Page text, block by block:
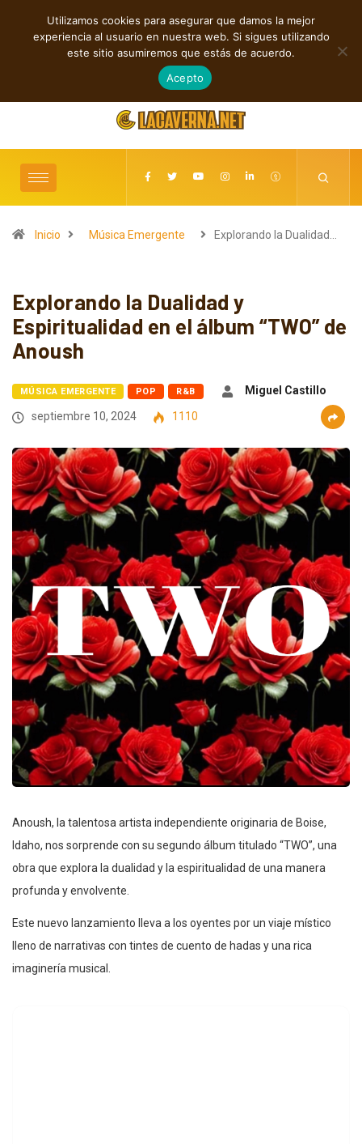
TENDENCIAS
Cuatro canciones independientes entre folk, rock y pop
agosto 8, 2026
Inicio Música Emergente Explorando la Dualidad…
Explorando la Dualidad y
Espiritualidad en el álbum “TWO” de
Anoush
MÚSICA EMERGENTE POP R&B
Miguel Castillo
septiembre 10, 2024
1110
Anoush, la talentosa artista independiente originaria de Boise,
Idaho, nos sorprende con su segundo álbum titulado “TWO”, una
obra que explora la dualidad y la espiritualidad de una manera
profunda y envolvente.
Este nuevo lanzamiento lleva a los oyentes por un viaje místico
lleno de narrativas con tintes de cuento de hadas y una rica
imaginería musical.
Utilizamos cookies para asegurar que damos la mejor
experiencia al usuario en nuestra web. Si sigues utilizando
este sitio asumiremos que estás de acuerdo.
Acepto